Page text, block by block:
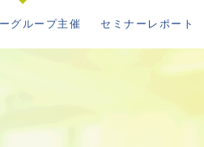
グループ主催 セミナーレポート